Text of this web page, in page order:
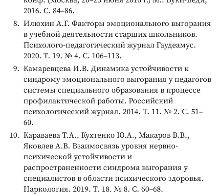
2016. С. 84–86.
Илюхин А.Г. Факторы эмоционального выгорания
в учебной деятельности старших школьников.
Психолого-педагогический журнал Гаудеамус.
2020. Т. 19. № 4. С. 106–113.
Камаревцева И.В. Динамика устойчивости к
синдрому эмоционального выгорания у педагогов
системы специального образования в процессе
профилактической работы. Российский
психологический журнал. 2014. Т. 11. № 2. С. 51–
60.
Караваева Т.А., Кухтенко Ю.А., Макаров В.В.,
Яковлев А.В. Взаимосвязь уровня нервно-
психической устойчивости и
распространенности синдрома выгорания у
специалистов в области психического здоровья.
Наркология. 2019. Т. 18. № 8. С. 60–68.